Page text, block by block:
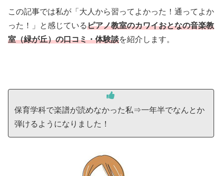
この記事では私が「大人から習ってよかった！通ってよか
った！」と感じているピアノ教室のカワイおとなの音楽教
室（緑が丘）の口コミ・体験談を紹介します。
保育学科で楽譜が読めなかった私⇒一年半でなんとか
弾けるようになりました！